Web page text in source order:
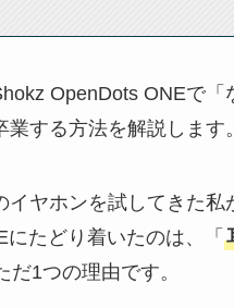
OpenDots ONEで「
業する方法を解説します。
イヤホンを試してきた私
にたどり着いたのは、「
だ1つの理由です。